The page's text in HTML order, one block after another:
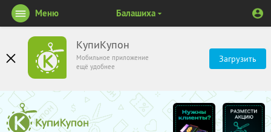
КупиКупон
Мобильное приложение
ещё удобнее
Загрузить
Меню Балашиха